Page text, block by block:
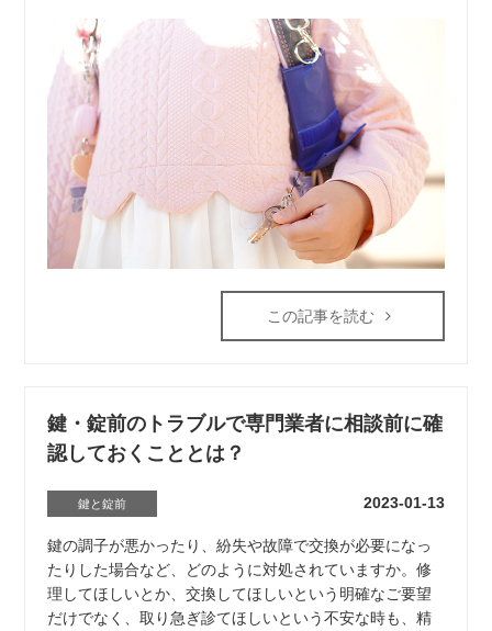
この記事を読む
鍵・錠前のトラブルで専門業者に相談前に確
認しておくこととは？
鍵と錠前 2023-01-13
鍵の調子が悪かったり、紛失や故障で交換が必要になっ
たりした場合など、どのように対処されていますか。修
理してほしいとか、交換してほしいという明確なご要望
だけでなく、取り急ぎ診てほしいという不安な時も、精